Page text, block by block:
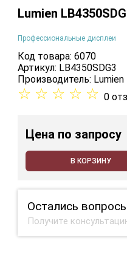
Lumien
Профессиональные дисплеи
Код товара: 6070
Артикул: LB4350SDG3
Производитель: Lumien
☆ ☆ ☆ ☆ ☆ 0
Цена по запросу
В КОРЗИНУ
Остались
Получите